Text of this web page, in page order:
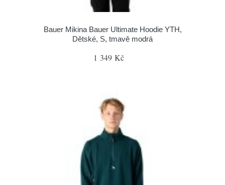
Bauer Mikina Bauer Ultimate Hoodie YTH,
Dětské, S, tmavě modrá
1 349 Kč